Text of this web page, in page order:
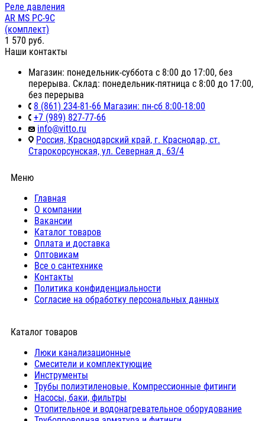
Реле давления
AR MS PC-9C
(комплект)
1 570 руб.
Наши контакты
Магазин: понедельник-суббота с 8:00 до 17:00, без
перерыва. Склад: понедельник-пятница с 8:00 до 17:00,
без перерыва
8 (861) 234-81-66 Магазин: пн-сб 8:00-18:00
+7 (989) 827-77-66
info@vitto.ru
Россия, Краснодарский край, г. Краснодар, ст.
Старокорсунская, ул. Северная д. 63/4
Меню
Главная
О компании
Вакансии
Каталог товаров
Оплата и доставка
Оптовикам
Все о сантехнике
Контакты
Политика конфиденциальности
Согласие на обработку персональных данных
Каталог товаров
Люки канализационные
Cмесители и комплектующие
Инструменты
Трубы полиэтиленовые. Компрессионные фитинги
Насосы, баки, фильтры
Отопительное и водонагревательное оборудование